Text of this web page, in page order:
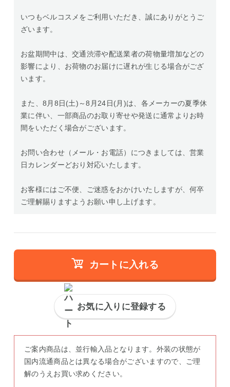
いつもベルコスメをご利用いただき、誠にありがとうご
ざいます。
お盆期間中は、交通渋滞や配送業者の荷物量増加などの
影響により、お荷物のお届けに遅れが生じる場合がござ
います。
また、8月8日(土)～8月24日(月)は、各メーカーの夏季休
業に伴い、一部商品のお取り寄せや発送に通常よりお時
間をいただく場合がございます。
お問い合わせ（メール・お電話）につきましては、営業
日カレンダーどおり対応いたします。
お客様にはご不便、ご迷惑をおかけいたしますが、何卒
ご理解賜りますようお願い申し上げます。
カートに入れる
お気に入りに登録する
ご案内商品は、並行輸入品となります。外装の状態が
国内流通商品とは異なる場合がございますので、ご理
解のうえお買い求めください。